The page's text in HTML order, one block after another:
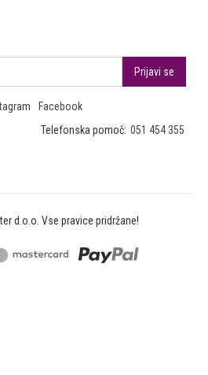
Facebook
Telefonska pomoč: 051 454 355
d.o.o. Vse pravice pridržane!